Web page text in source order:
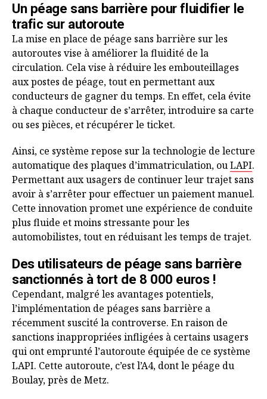
Un péage sans barrière pour fluidifier le
trafic sur autoroute
La mise en place de péage sans barrière sur les
autoroutes vise à améliorer la fluidité de la
circulation. Cela vise à réduire les embouteillages
aux postes de péage, tout en permettant aux
conducteurs de gagner du temps. En effet, cela évite
à chaque conducteur de s’arrêter, introduire sa carte
ou ses pièces, et récupérer le ticket.
Ainsi, ce système repose sur la technologie de lecture
automatique des plaques d’immatriculation, ouLAPI.
Permettant aux usagers de continuer leur trajet sans
avoir à s’arrêter pour effectuer un paiement manuel.
Cette innovation promet une expérience de conduite
plus fluide et moins stressante pour les
automobilistes, tout en réduisant les temps de trajet.
Des utilisateurs de péage sans barrière
sanctionnés à tort de 8 000 euros !
Cependant, malgré les avantages potentiels,
l’implémentation de péages sans barrière a
récemment suscité la controverse. En raison de
sanctions inappropriées infligées à certains usagers
qui ont emprunté l’autoroute équipée de ce système
LAPI. Cette autoroute, c’est l’A4, dont le péage du
Boulay, près de Metz.